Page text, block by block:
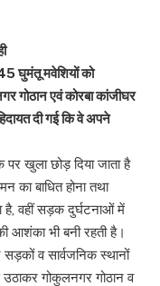
घुमंतू मवेशियों को
एवं कोरबा कांजीघर
दी गई कि वे अपने
पर खुला छोड़ दिया जाता है
का बाधित होना तथा
है, वहीं सड़क दुर्घटनाओं में
आशंका भी बनी रहती है।
सड़कों व सार्वजनिक स्थानों
गोकुलनगर गोठान व